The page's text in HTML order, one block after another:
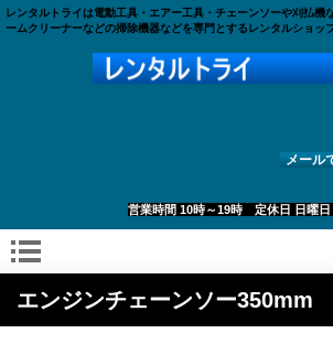
レンタルトライは電動工具・エアー工具・チェーンソーや刈払機
ームクリーナーなどの掃除機器などを専門とするレンタルショッ
メール
営業時間 10時～19時 定休日 日曜日
エンジンチェーンソー350mm